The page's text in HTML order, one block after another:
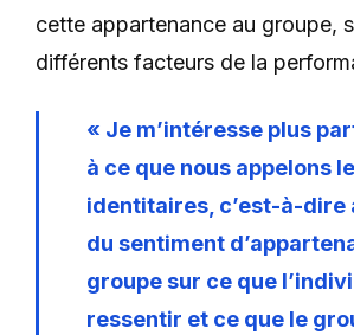
cette appartenance au groupe,
différents facteurs de la
« Je m’intéresse plus
à ce que nous appelons
identitaires, c’est-à-dire
du sentiment
groupe sur ce que
ressentir et ce que le